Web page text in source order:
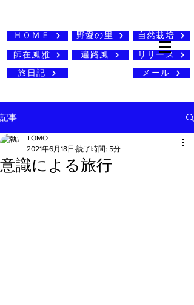
ＨＯＭＥ
野愛の里
師在風雅
遍路風
自然栽培
リリース
旅日記
メール
記事
意識による旅行
TOMO
2021年6月18日 読了時間: 5分